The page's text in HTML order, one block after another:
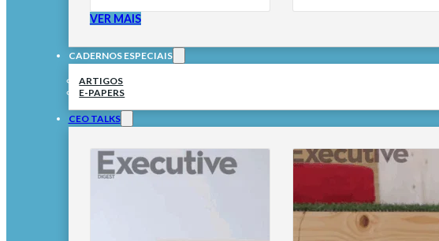
VER MAIS
CADERNOS ESPECIAIS
ARTIGOS
E-PAPERS
CEO TALKS